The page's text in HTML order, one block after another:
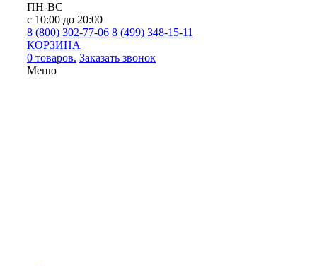
ПН-ВС
с 10:00 до 20:00
8 (800) 302-77-06 8 (499) 348-15-11
КОРЗИНА
0 товаров. Заказать звонок
Меню